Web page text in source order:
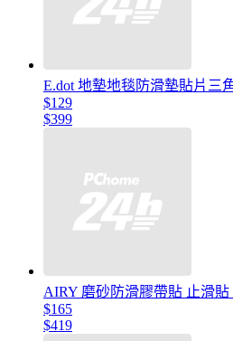
E.dot 地墊地毯防滑墊貼片三
$129
$399
AIRY 磨砂防滑膠帶貼 止滑貼
$165
$419